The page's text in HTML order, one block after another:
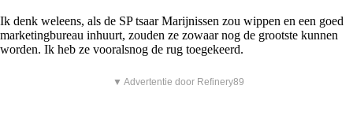
Ik denk weleens, als de SP tsaar Marijnissen zou wippen en een goed
marketingbureau inhuurt, zouden ze zowaar nog de grootste kunnen
worden. Ik heb ze vooralsnog de rug toegekeerd.
▼ Advertentie door Refinery89